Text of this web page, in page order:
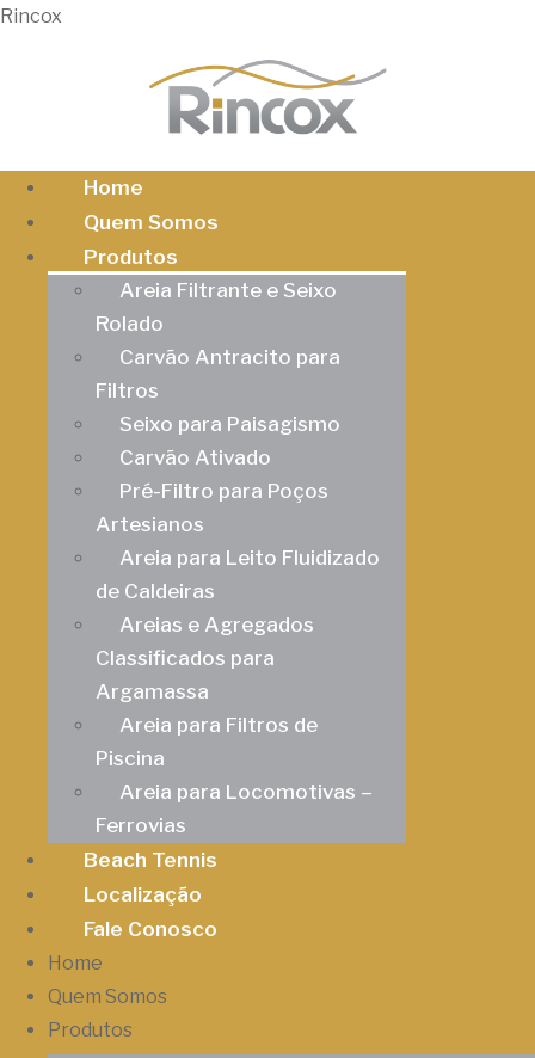
Rincox
Home
Quem Somos
Produtos
Areia Filtrante e Seixo
Rolado
Carvão Antracito para
Filtros
Seixo para Paisagismo
Carvão Ativado
Pré-Filtro para Poços
Artesianos
Areia para Leito Fluidizado
de Caldeiras
Areias e Agregados
Classificados para
Argamassa
Areia para Filtros de
Piscina
Areia para Locomotivas –
Ferrovias
Beach Tennis
Localização
Fale Conosco
Home
Quem Somos
Produtos